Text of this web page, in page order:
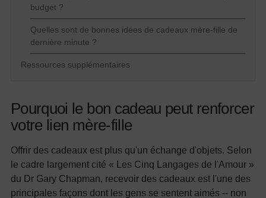
budget ?
Quelles sont de bonnes idées de cadeaux mère-fille de
dernière minute ?
Ressources supplémentaires
Pourquoi le bon cadeau peut renforcer
votre lien mère-fille
Offrir des cadeaux est plus qu'un échange d'objets. Selon
le cadre largement cité « Les Cinq Langages de l'Amour »
du Dr Gary Chapman, recevoir des cadeaux est l'une des
principales façons dont les gens se sentent aimés -- non